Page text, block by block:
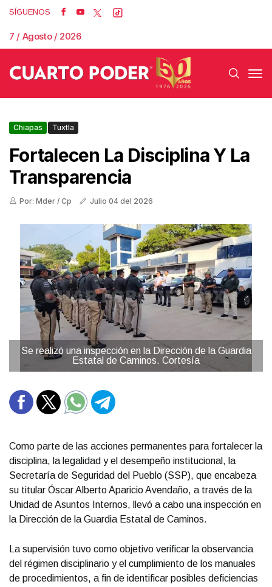
SÍGUENOS
7 / Agosto / 2026
Chiapas Tuxtla
Fortalecen La Disciplina Y La
Transparencia
Por: Mder / Cp Julio 04 del 2026
Se realizó una inspección en la Dirección de la Guardia
Estatal de Caminos. Cortesía
Como parte de las acciones permanentes para fortalecer la
disciplina, la legalidad y el desempeño institucional, la
Secretaría de Seguridad del Pueblo (SSP), que encabeza
su titular Óscar Alberto Aparicio Avendaño, a través de la
Unidad de Asuntos Internos, llevó a cabo una inspección en
la Dirección de la Guardia Estatal de Caminos.
La supervisión tuvo como objetivo verificar la observancia
del régimen disciplinario y el cumplimiento de los manuales
de procedimientos, a fin de identificar posibles deficiencias